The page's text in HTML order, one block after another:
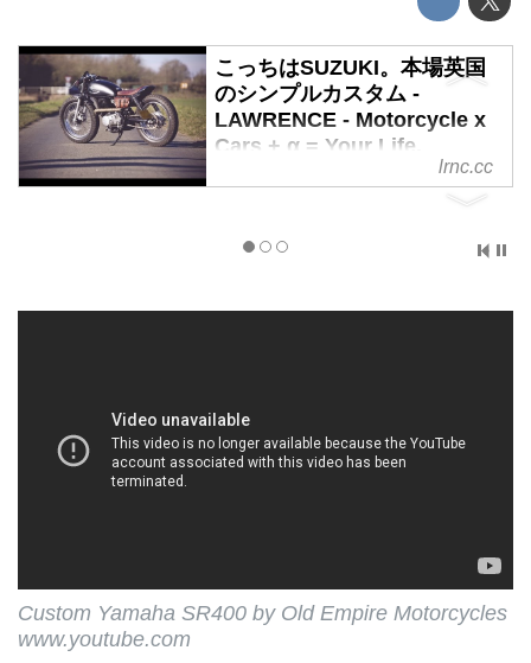
こっちはSUZUKI。本場英国
のシンプルカスタム -
LAWRENCE - Motorcycle x
Cars + α = Your Life.
Custom Suzuki GN400 by Old
youtu.be
GN400のカスタムです。いさぎよ
Motorcycles
Old Empire Motorcycles
lrnc.cc
Custom Yamaha SR400 by Old Empire Motorcycles
www.youtube.com